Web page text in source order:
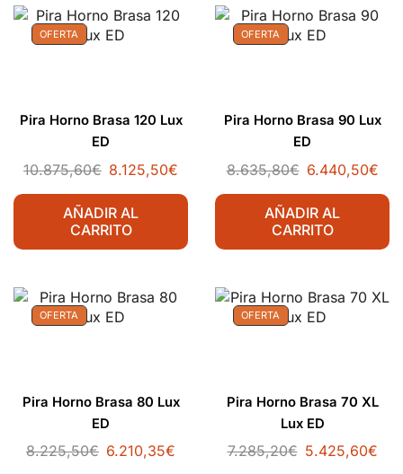
OFERTA
Pira Horno Brasa 120 Lux
ED
10.875,60€ 8.125,50€
AÑADIR AL
CARRITO
OFERTA
Pira Horno Brasa 90 Lux
ED
8.635,80€ 6.440,50€
AÑADIR AL
CARRITO
OFERTA
Pira Horno Brasa 80 Lux
ED
8.225,50€ 6.210,35€
OFERTA
Pira Horno Brasa 70 XL
Lux ED
7.285,20€ 5.425,60€